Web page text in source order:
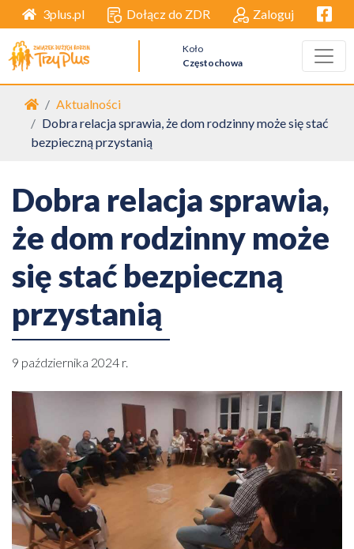
3plus.pl Dołącz do ZDR Zaloguj
Koło
Częstochowa
Strona główna
Aktualności
Dobra relacja sprawia, że dom rodzinny może się stać
bezpieczną przystanią
Dobra relacja sprawia,
że dom rodzinny może
się stać bezpieczną
przystanią
9 października 2024 r.